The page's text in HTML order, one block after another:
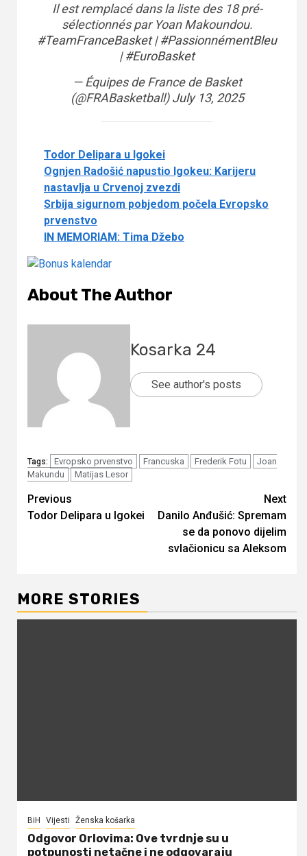
Il est remplacé dans la liste des 18 pré-
sélectionnés par Yoan Makoundou.
#TeamFranceBasket|#PassionnémentBleu
|#EuroBasket
— Équipes de France de Basket
(@FRABasketball)July 13, 2025
Todor Delipara u Igokei
Ognjen Radošić napustio Igokeu: Karijeru
nastavlja u Crvenoj zvezdi
Srbija sigurnom pobjedom počela Evropsko
prvenstvo
IN MEMORIAM: Tima Džebo
About The Author
Kosarka 24
See author's posts
Tags: Evropsko prvenstvo Francuska Frederik Fotu
Joan
Makundu
Matijas Lesor
Continue
Reading
Previous
Todor Delipara u Igokei
Next
Danilo Anđušić: Spremam
se da ponovo dijelim
svlačionicu sa Aleksom
MORE STORIES
BiH Vijesti Ženska košarka
Odgovor Orlovima: ​Ove tvrdnje su u
potpunosti netačne i ne odgovaraju